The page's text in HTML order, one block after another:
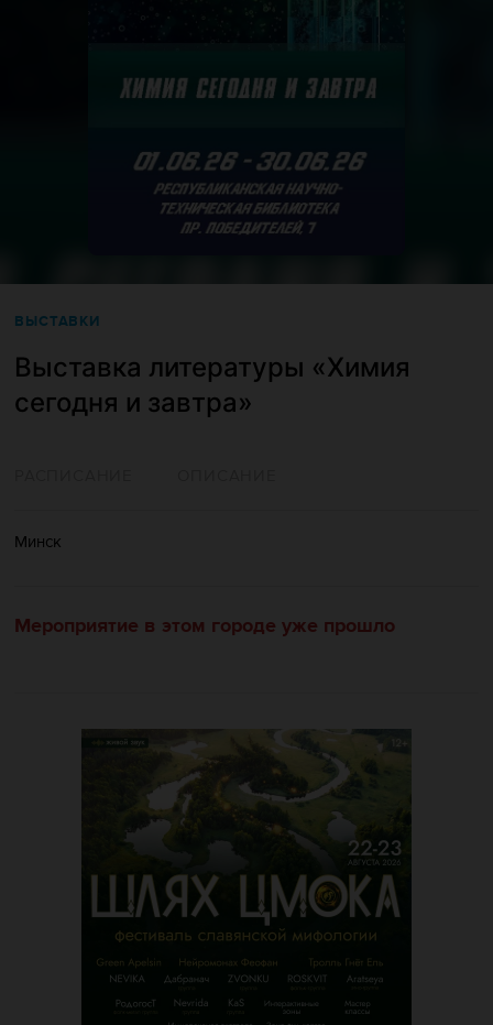
ВЫСТАВКИ
Выставка литературы «Химия
сегодня и завтра»
Минск
Мероприятие в этом городе уже прошло